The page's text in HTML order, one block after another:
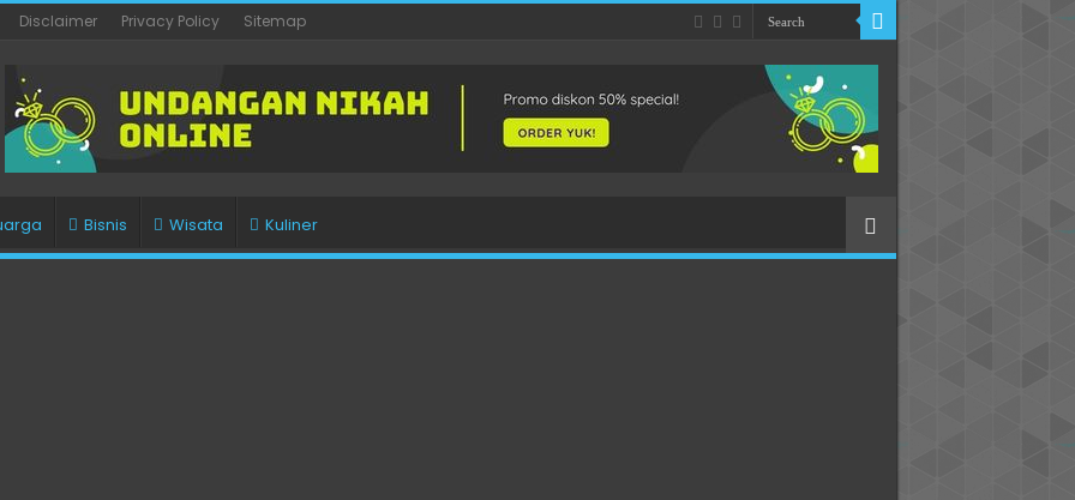
Disclaimer Privacy Policy Sitemap
Bisnis Wisata Kuliner